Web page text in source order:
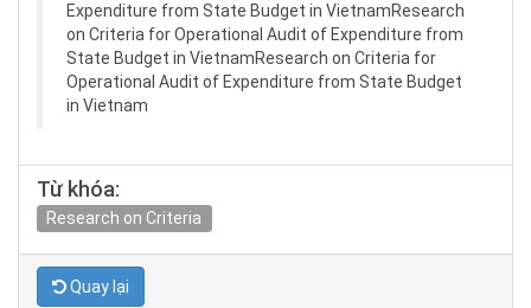
Expenditure from State Budget in VietnamResearch
on Criteria for Operational Audit of Expenditure from
State Budget in VietnamResearch on Criteria for
Operational Audit of Expenditure from State Budget
in Vietnam
Từ khóa:
Research on Criteria
Quay lại